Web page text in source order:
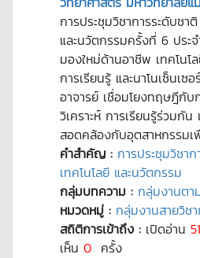
การประชุมวิชาการระดับชา
และนวัตกรรมครั้งที่ 6 ประ
มองใหม่ด้านอาชีพ เทคโนโ
การเรียนรู้ และนาโนเซ็นเซ
อาจารย์ เชื่อมโยงทฤษฎีกั
วิเคราะห์ การเรียนรู้ร่วมกั
สอดคล้องกับอุตสาหกรรม
คำสำคัญ : การประชุมวิชา
เทคโนโลยี และนวัตกรรม
กลุ่มบทความ : กลุ่มงานตา
หมวดหมู่ : กลุ่มงานสายวิช
สถิติการเข้าถึง : เปิดอ่าน
เห็น 0 ครั้ง